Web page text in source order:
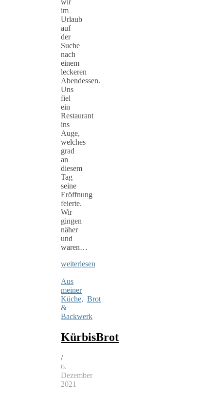
wir
im
Urlaub
auf
der
Suche
nach
einem
leckeren
Abendessen.
Uns
fiel
ein
Restaurant
ins
Auge,
welches
grad
an
diesem
Tag
seine
Eröffnung
feierte.
Wir
gingen
näher
und
waren…
weiterlesen
Aus
meiner
Küche, Brot
&
Backwerk
KürbisBrot
/
6.
Dezember
2021